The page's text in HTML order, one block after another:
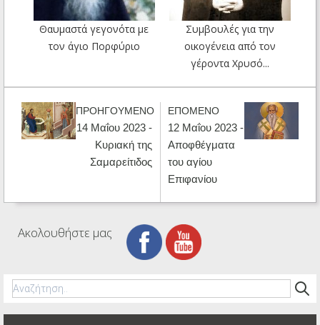
Θαυμαστά γεγονότα με
τον άγιο Πορφύριο
Συμβουλές για την
οικογένεια από τον
γέροντα Χρυσό...
ΠΡΟΗΓΟΥΜΕΝΟ
14 Μαΐου 2023 -
Κυριακή της
Σαμαρείτιδος
ΕΠΟΜΕΝΟ
12 Μαΐου 2023 -
Αποφθέγματα
του αγίου
Επιφανίου
Ακολουθήστε μας